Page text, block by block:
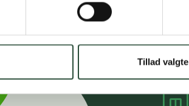
Tillad valgte